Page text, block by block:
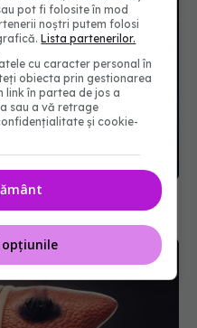
riscul de cancer
pot fi folosite în mod
noștri putem folosi
Lista partenerilor.
cu caracter personal în
obiecta prin gestionarea
link în partea de jos a
sau a vă retrage
și cookie-